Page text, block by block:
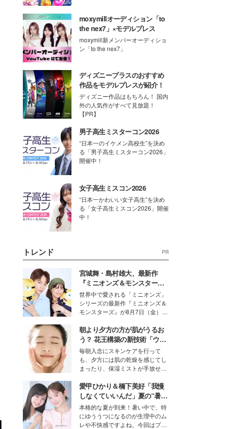
moxymillオーディション「to
the nex7」×モデルプレス
moxymill新メンバーオーディショ
ン「to the nex7」
ディズニープラスのおすすめ
作品をモデルプレスが紹介！
ディズニー作品はもちろん！ 国内
外の人気作がすべて見放題！
【PR】
男子高生ミスターコン2026
“日本一のイケメン高校生”を決め
る「男子高生ミスターコン2026」
開催中！
女子高生ミスコン2026
“日本一かわいい女子高生”を決め
る「女子高生ミスコン2026」開催
中！
トレンド PR
宮城舞・島村雄大、最新作
『ミニオンズ＆モンスター
ズ』の魅力熱弁 ハチャメチャ
だけじゃない“友情と絆”に感
動
世界中で愛される「ミニオンズ」
シリーズの最新作『ミニオンズ＆
モンスターズ』が8月7日（金）に
ニオン好き”という共通点を持つモ
デルの宮城舞と島村雄大の特別対
談をお届け！それぞれの視点か
ら、今作ならではの魅力や予想外
の感動をもたらす奥深いストーリ
ーについて熱く語り合ってもらっ
た。
朝より夕方の方が肌がうるお
う？ 花王構築の新技術「ウォ
ーターキャプチャリングスキ
ン（捕水肌）」がスキンケア
の常識を変える予感
毎朝入念にスキンケアを行って
も、夕方には肌の乾燥を感じてし
まったり、保湿ミストが手放せな
な美容の常識を大きく変える可能
性を秘めた、革新的な「Water
Capturing Skin（ウォーターキャ
プチャリングスキン：捕水肌）」
技術を、花王が構築した。
愛甲ひかり＆橋下美好「我慢
しなくていいんだ」夏の“暑さ
対策”の新しい選択肢とは？
本格的な夏が到来！暑い中で、特
にゆううつになるのが生理中のム
レや不快感ですよね。今回はプラ